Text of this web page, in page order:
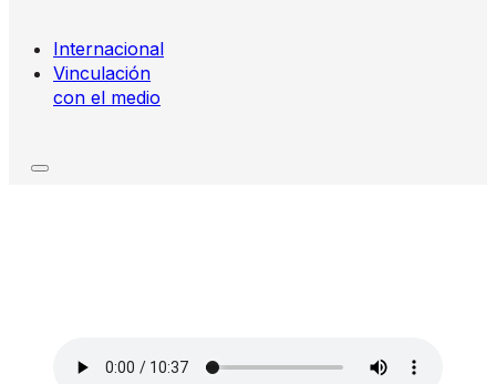
Internacional
Vinculación
con el medio